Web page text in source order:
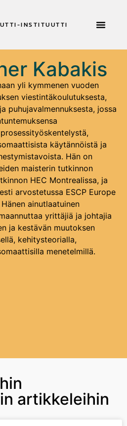
INSTITUUTTI
Kabakis
yli kymmenen vuoden
viestintäkoulutuksesta,
puhujavalmennuksesta, jossa
käytännöistä ja
Hän on
maisterin tutkinnon
HEC Montrealissa, ja
arvostetussa ESCP Europe
ainutlaatuinen
yrittäjiä ja johtajia
ja kestävän muutoksen
kehitysteorialla,
menetelmillä.
artikkeleihin